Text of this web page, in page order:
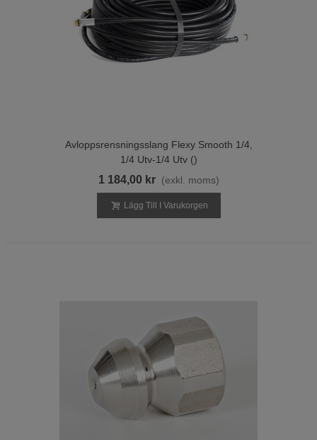
Avloppsrensningsslang Flexy Smooth 1/4,
1/4 Utv-1/4 Utv ()
1 184,00 kr (exkl. moms)
Lägg Till I Varukorgen